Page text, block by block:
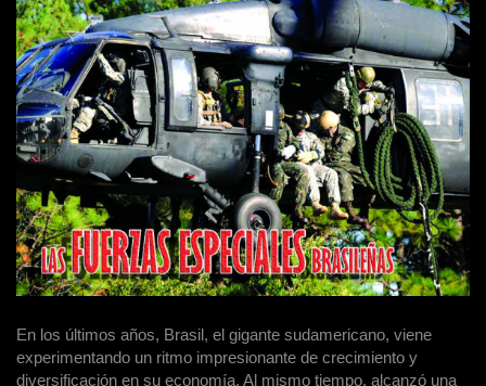
En los últimos años, Brasil, el gigante sudamericano, viene
experimentando un ritmo impresionante de crecimiento y
diversificación en su economía. Al mismo tiempo, alcanzó una